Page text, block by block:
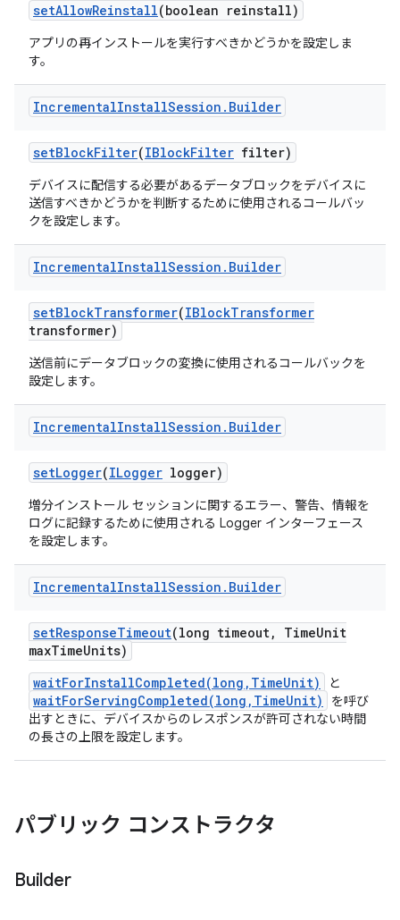
setAllowReinstall(boolean reinstall)
アプリの再インストールを実行すべきかどうかを設定しま
す。
IncrementalInstallSession . Builder
setBlockFilter(IBlockFilter filter)
デバイスに配信する必要があるデータブロックをデバイスに
送信すべきかどうかを判断するために使用されるコールバッ
クを設定します。
IncrementalInstallSession . Builder
setBlockTransformer(IBlockTransformer
transformer)
送信前にデータブロックの変換に使用されるコールバックを
設定します。
IncrementalInstallSession . Builder
setLogger(ILogger logger)
増分インストール セッションに関するエラー、警告、情報を
ログに記録するために使用される Logger インターフェース
を設定します。
IncrementalInstallSession . Builder
setResponseTimeout(long timeout, TimeUnit
maxTimeUnits)
waitForInstallCompleted(long,TimeUnit)
と
waitForServingCompleted(long,TimeUnit)
を呼び
出すときに、デバイスからのレスポンスが許可されない時間
の長さの上限を設定します。
パブリック コンストラクタ
Builder